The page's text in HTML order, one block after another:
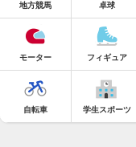
地方競馬 卓球
モーター フィギュア
自転車 学生スポーツ